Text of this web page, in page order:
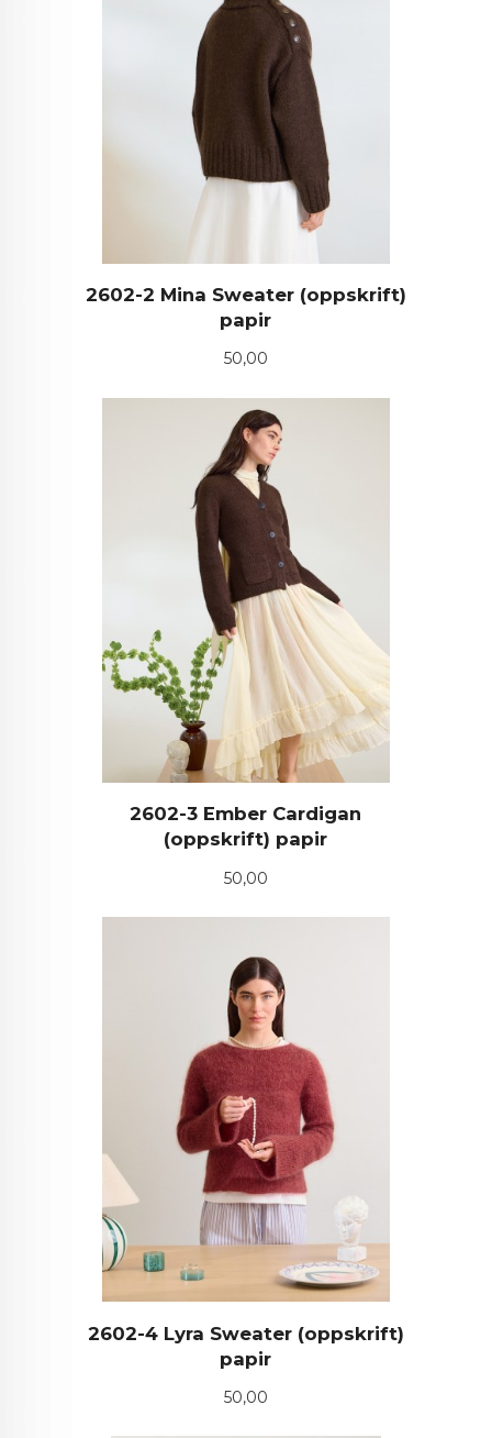
2602-2 Mina Sweater (oppskrift)
papir
Pris
50,00
2602-3 Ember Cardigan
(oppskrift) papir
Pris
50,00
2602-4 Lyra Sweater (oppskrift)
papir
Pris
50,00